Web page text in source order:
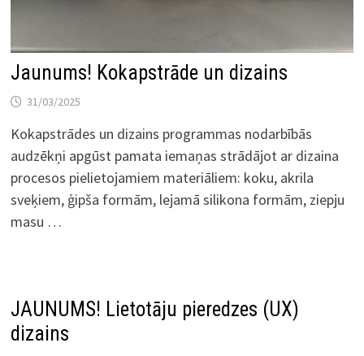
Jaunums! Kokapstrāde un dizains
31/03/2025
Kokapstrādes un dizains programmas nodarbībās
audzēkņi apgūst pamata iemaņas strādājot ar dizaina
procesos pielietojamiem materiāliem: koku, akrila
sveķiem, ģipša formām, lejamā silikona formām, ziepju
masu …
JAUNUMS! Lietotāju pieredzes (UX)
dizains